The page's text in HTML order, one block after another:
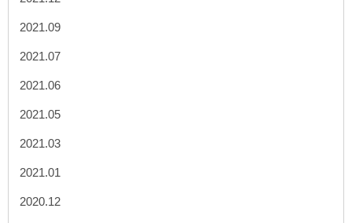
2021.09
2021.07
2021.06
2021.05
2021.03
2021.01
2020.12